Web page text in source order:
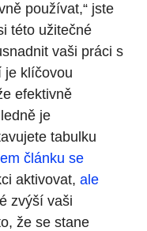
používat,“ jste
této užitečné
vaši práci s
je klíčovou
efektivně
je
tabulku
článku se
aktivovat, ale
zvýší vaši
že se stane